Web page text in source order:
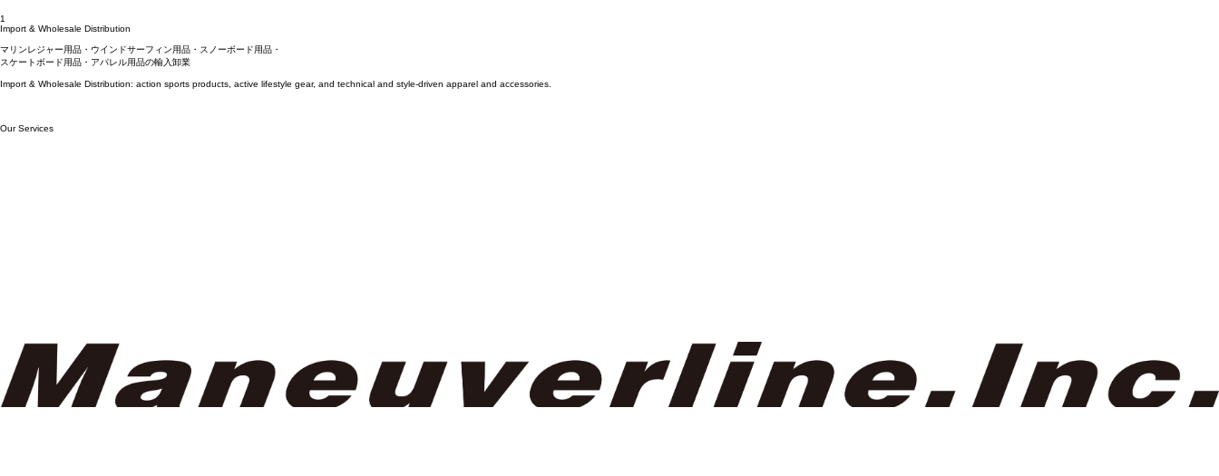
Leveraging our years of expertise in the action sports industry and our extensive domestic and international networks, we accept OEM/ODM requests tailored to your budget.
From conceptualization and design to production and quality control, we provide end-to-end support to propose products that perfectly align with your brand’s vision and objectives.
Please feel free to contact us.
1
Import & Wholesale Distribution: action sports products, active lifestyle gear, and technical and style-driven apparel and accessories.